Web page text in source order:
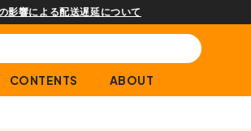
影響による配送遅延について
CONTENTS ABOUT